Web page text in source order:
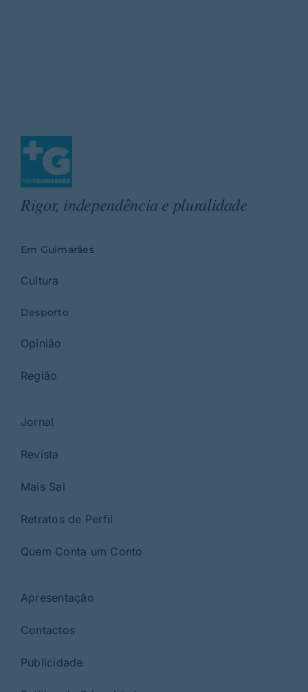
Rigor, independência e pluralidade
Em Guimarães
Cultura
Desporto
Opinião
Região
Jornal
Revista
Mais Sal
Retratos de Perfil
Quem Conta um Conto
Apresentação
Contactos
Publicidade